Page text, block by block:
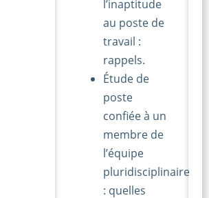
l’inaptitude
au poste de
travail :
rappels.
Étude de
poste
confiée à un
membre de
l’équipe
pluridisciplinaire
: quelles